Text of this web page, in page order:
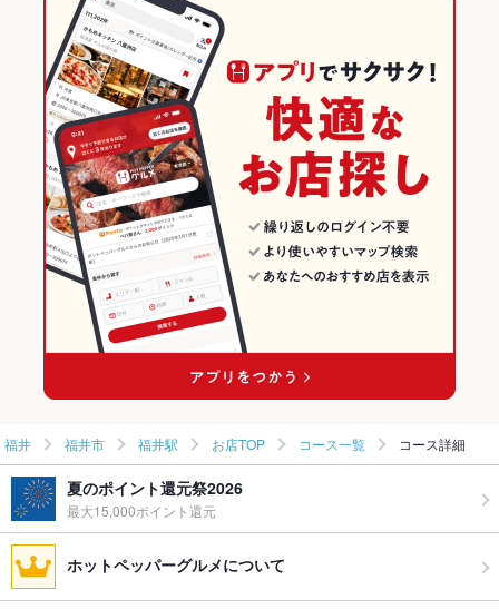
福井駅駅 × 肉料理全般
福井 × 焼肉・ホルモン
福井 × 肉料理全般
レアステーキ
福井の焼肉・ホルモンランキング
福井の肉料理全般ランキング
福井市のグルメランキング
福井市の焼肉・ホルモンランキング
福井市の肉料理全般ランキング
福井駅のグルメランキング
福井駅の焼肉・ホルモンランキング
福井 福井市 福井駅 お店TOP コース一覧 コース詳細
夏のポイント還元祭2026
最大15,000ポイント還元
ホットペッパーグルメについて